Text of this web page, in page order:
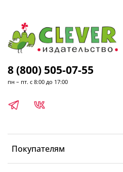
Покупателям
8 (800) 505-07-55
пн – пт. с 8:00 до 17:00